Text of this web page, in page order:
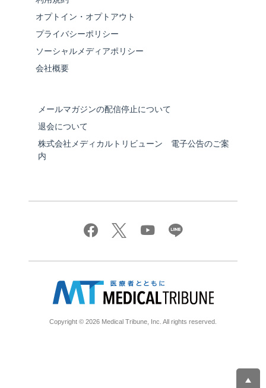
オプトイン・オプトアウト
プライバシーポリシー
ソーシャルメディアポリシー
会社概要
メールマガジンの配信停止について
退会について
株式会社メディカルトリビューン 電子公告のご案
内
Copyright © 2026 Medical Tribune, Inc. All rights reserved.